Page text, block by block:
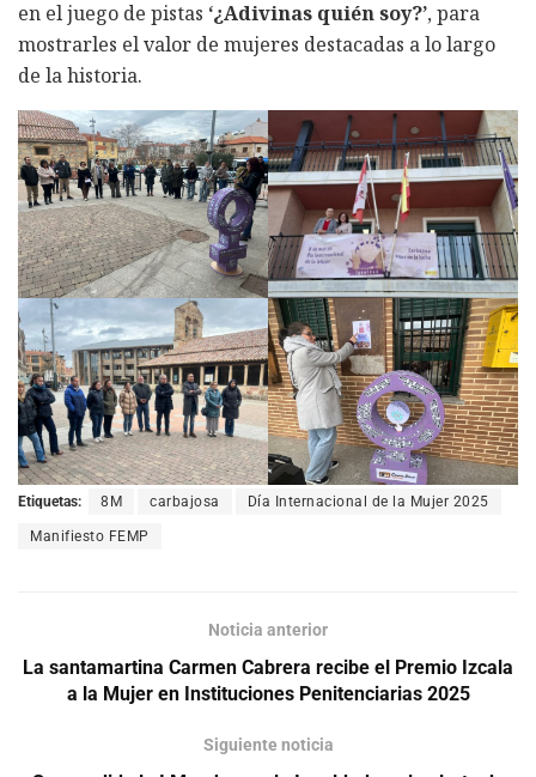
en el juego de pistas ‘¿Adivinas quién soy?’, para
mostrarles el valor de mujeres destacadas a lo largo
de la historia.
Etiquetas: 8M carbajosa Día Internacional de la Mujer 2025
Manifiesto FEMP
Noticia anterior
La santamartina Carmen Cabrera recibe el Premio Izcala
a la Mujer en Instituciones Penitenciarias 2025
Siguiente noticia